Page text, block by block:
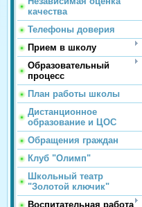
качества
Телефоны доверия
Прием в школу
Образовательный
процесс
План работы школы
Дистанционное
образование и ЦОС
Обращения граждан
Клуб "Олимп"
Школьный театр
"Золотой ключик"
Воспитательная работа